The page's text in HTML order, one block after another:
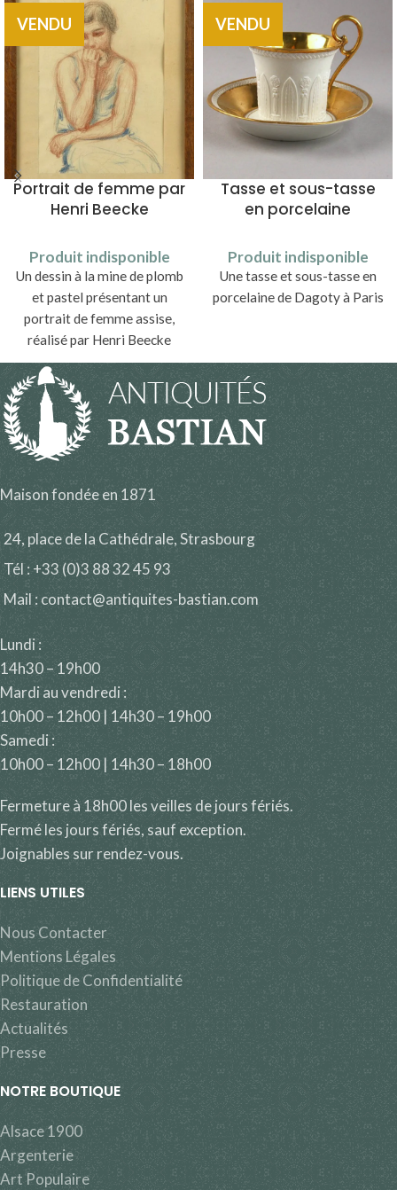
VENDU
Portrait de femme par
Henri Beecke
Produit indisponible
Un dessin à la mine de plomb
et pastel présentant un
portrait de femme assise,
réalisé par Henri Beecke
(1877-1954).
VENDU
Tasse et sous-tasse
en porcelaine
Produit indisponible
Une tasse et sous-tasse en
porcelaine de Dagoty à Paris
Maison fondée en 1871
24, place de la Cathédrale, Strasbourg
Tél : +33 (0)3 88 32 45 93
Mail : contact@antiquites-bastian.com
Lundi :
14h30 – 19h00
Mardi au vendredi :
10h00 – 12h00 | 14h30 – 19h00
Samedi :
10h00 – 12h00 | 14h30 – 18h00
Fermeture à 18h00 les veilles de jours fériés.
Fermé les jours fériés, sauf exception.
Joignables sur rendez-vous.
LIENS UTILES
Nous Contacter
Mentions Légales
Politique de Confidentialité
Restauration
Actualités
Presse
NOTRE BOUTIQUE
Alsace 1900
Argenterie
Art Populaire